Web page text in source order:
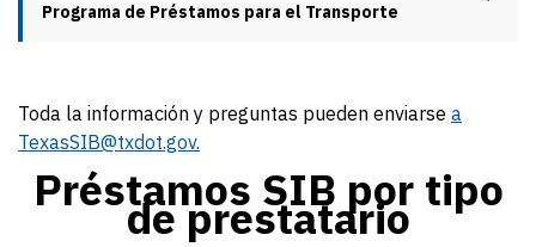
Programa de Préstamos para el Transporte
Toda la información y preguntas pueden enviarse a
TexasSIB@txdot.gov.
Préstamos SIB por tipo
de prestatario